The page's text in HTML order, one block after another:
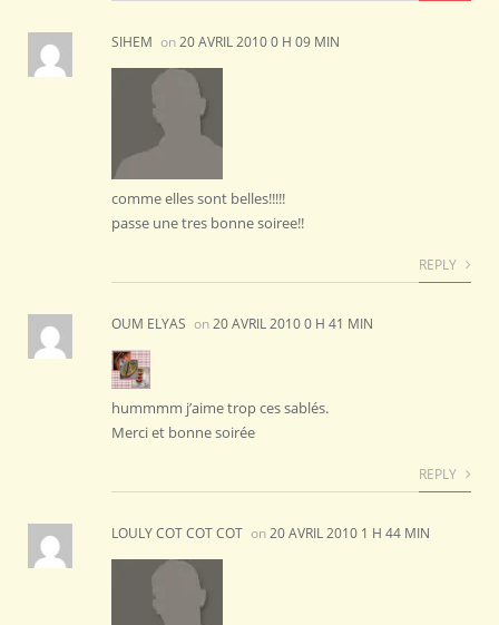
SIHEM on20 AVRIL 2010 0 H 09 MIN
comme elles sont belles!!!!!
passe une tres bonne soiree!!
REPLY
OUM ELYAS on20 AVRIL 2010 0 H 41 MIN
hummmm j’aime trop ces sablés.
Merci et bonne soirée
REPLY
LOULY COT COT COT on20 AVRIL 2010 1 H 44 MIN